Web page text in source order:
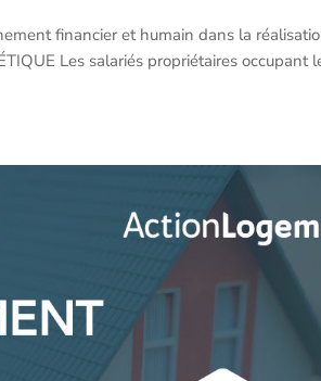
financier et humain dans la
Les salariés propriétaires occupant